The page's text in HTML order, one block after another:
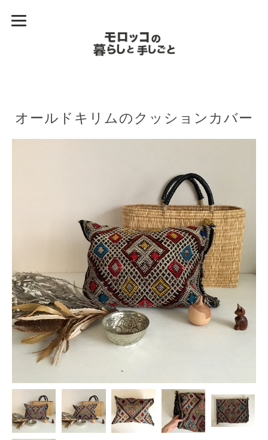
オールドキリムのクッションカバー